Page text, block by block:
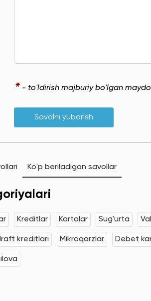
* - to'ldirish majburiy bo'lgan
Savolni yuborish
Ko'p beriladigan savollar
Kreditlar Kartalar Sug'urta
kreditlari Mikroqarzlar Debet